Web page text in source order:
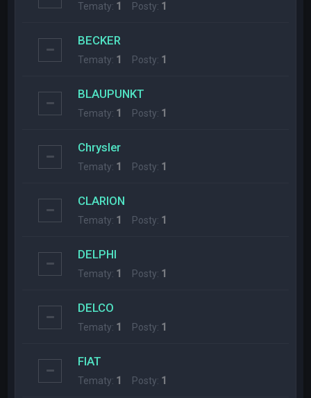
Tematy: 1 Posty: 1
BECKER
Tematy: 1 Posty: 1
BLAUPUNKT
Tematy: 1 Posty: 1
Chrysler
Tematy: 1 Posty: 1
CLARION
Tematy: 1 Posty: 1
DELPHI
Tematy: 1 Posty: 1
DELCO
Tematy: 1 Posty: 1
FIAT
Tematy: 1 Posty: 1